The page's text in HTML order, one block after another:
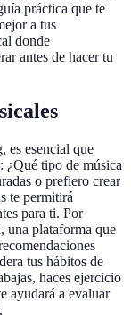
práctica que te
a tus
donde
antes de hacer tu
es esencial que
¿Qué tipo de música
o prefiero crear
te permitirá
para ti. Por
una plataforma que
tus hábitos de
haces ejercicio
ayudará a evaluar